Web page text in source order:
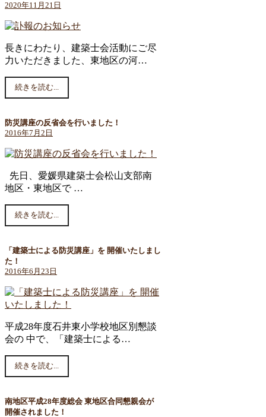
2020年11月21日
長きにわたり、建築士会活動にご尽
力いただきました、東地区の河…
続きを読む...
防災講座の反省会を行いました！
2016年7月2日
先日、愛媛県建築士会松山支部南
地区・東地区で …
続きを読む...
「建築士による防災講座」を 開催いたしまし
た！
2016年6月23日
平成28年度石井東小学校地区別懇談
会の 中で、「建築士による…
続きを読む...
南地区平成28年度総会 東地区合同懇親会が
開催されました！